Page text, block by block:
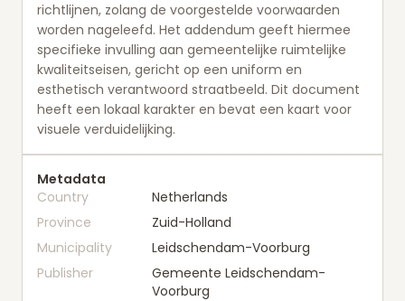
richtlijnen, zolang de voorgestelde voorwaarden
worden nageleefd. Het addendum geeft hiermee
specifieke invulling aan gemeentelijke ruimtelijke
kwaliteitseisen, gericht op een uniform en
esthetisch verantwoord straatbeeld. Dit document
heeft een lokaal karakter en bevat een kaart voor
visuele verduidelijking.
Metadata
Country
Netherlands
Province
Zuid-Holland
Municipality
Leidschendam-Voorburg
Publisher
Gemeente Leidschendam-
Voorburg